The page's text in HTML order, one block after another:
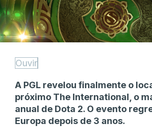
Ouvir
A PGL revelou finalmente o
próximo The International, o
anual de Dota 2. O evento
Europa depois de 3 anos.